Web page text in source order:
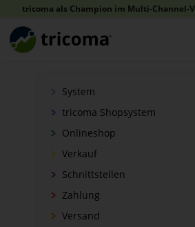
tricoma als Champion im Multi-Channel-
System
tricoma Shopsystem
Onlineshop
Verkauf
Schnittstellen
Zahlung
Versand